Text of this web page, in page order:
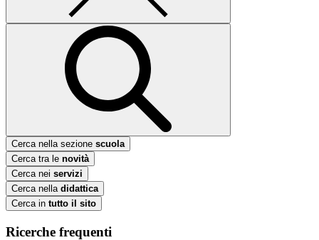
Cerca nella sezione scuola
Cerca tra le novità
Cerca nei servizi
Cerca nella didattica
Cerca in tutto il sito
Ricerche frequenti